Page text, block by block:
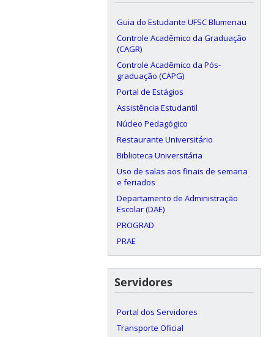
Guia do Estudante UFSC Blumenau
Controle Acadêmico da Graduação
(CAGR)
Controle Acadêmico da Pós-
graduação (CAPG)
Portal de Estágios
Assistência Estudantil
Núcleo Pedagógico
Restaurante Universitário
Biblioteca Universitária
Uso de salas aos finais de semana
e feriados
Departamento de Administração
Escolar (DAE)
PROGRAD
PRAE
Servidores
Portal dos Servidores
Transporte Oficial